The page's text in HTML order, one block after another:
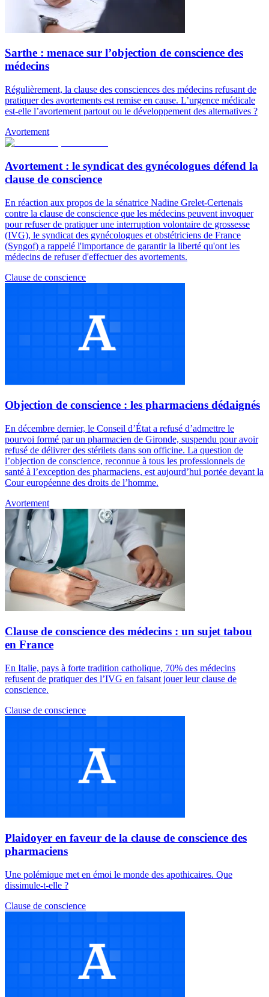
Sarthe : menace sur l’objection de conscience des
médecins
Régulièrement, la clause des consciences des médecins refusant de
pratiquer des avortements est remise en cause. L’urgence médicale
est-elle l’avortement partout ou le développement des alternatives ?
Avortement
Avortement : le syndicat des gynécologues défend la
clause de conscience
En réaction aux propos de la sénatrice Nadine Grelet-Certenais
contre la clause de conscience que les médecins peuvent invoquer
pour refuser de pratiquer une interruption volontaire de grossesse
(IVG), le syndicat des gynécologues et obstétriciens de France
(Syngof) a rappelé l'importance de garantir la liberté qu'ont les
médecins de refuser d'effectuer des avortements.
Clause de conscience
Objection de conscience : les pharmaciens dédaignés
En décembre dernier, le Conseil d’État a refusé d’admettre le
pourvoi formé par un pharmacien de Gironde, suspendu pour avoir
refusé de délivrer des stérilets dans son officine. La question de
l’objection de conscience, reconnue à tous les professionnels de
santé à l’exception des pharmaciens, est aujourd’hui portée devant la
Cour européenne des droits de l’homme.
Avortement
Clause de conscience des médecins : un sujet tabou
en France
En Italie, pays à forte tradition catholique, 70% des médecins
refusent de pratiquer des l’IVG en faisant jouer leur clause de
conscience.
Clause de conscience
Plaidoyer en faveur de la clause de conscience des
pharmaciens
Une polémique met en émoi le monde des apothicaires. Que
dissimule-t-elle ?
Clause de conscience